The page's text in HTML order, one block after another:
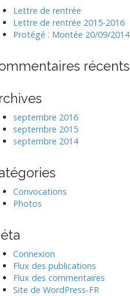
Lettre de rentrée
Lettre de rentrée 2015-2016
Protégé : Montée 20/09/2014
récents
septembre 2016
septembre 2015
septembre 2014
Convocations
Photos
Connexion
Flux des publications
Flux des commentaires
Site de WordPress-FR